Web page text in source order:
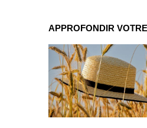
APPROFONDIR